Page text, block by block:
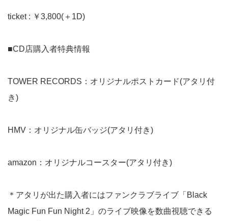
ticket : ￥3,800(＋1D)
■CD店購入者特典情報
TOWER RECORDS：オリジナルポストカード(アタリ付
き)
HMV：オリジナル缶バッジ(アタリ付き)
amazon：オリジナルコースター(アタリ付き)
＊アタリが出た購入者にはファンクラブライブ「Black
Magic Fun Fun Night 2」のライブ映像を数曲視聴できる